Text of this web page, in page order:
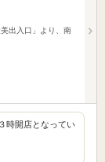
出入口」より、南
時開店となってい